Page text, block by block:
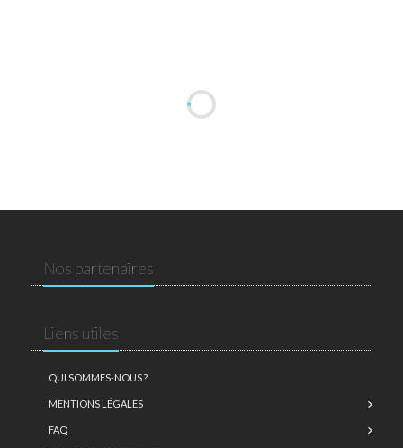
Nos partenaires
Liens utiles
QUI SOMMES-NOUS ?
MENTIONS LÉGALES
FAQ